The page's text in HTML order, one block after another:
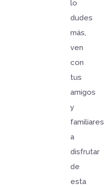
lo
dudes
más,
ven
con
tus
amigos
y
familiares
a
disfrutar
de
esta